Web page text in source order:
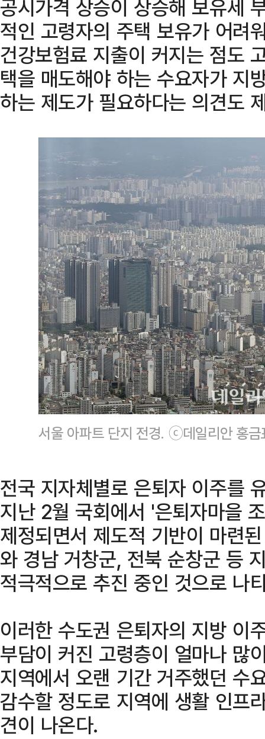
공시가격 상승이 상승해 보유세
적인 고령자의 주택 보유가 어려
건강보험료 지출이 커지는 점도
택을 매도해야 하는 수요자가 지
하는 제도가 필요하다는 의견도
서울 아파트 단지 전경. ⓒ데일리안 홍금
전국 지자체별로 은퇴자 이주를
지난 2월 국회에서 '은퇴자마을
제정되면서 제도적 기반이 마련
와 경남 거창군, 전북 순창군 등
적극적으로 추진 중인 것으로 나
이러한 수도권 은퇴자의 지방 이
부담이 커진 고령층이 얼마나 많
지역에서 오랜 기간 거주했던 수
감수할 정도로 지역에 생활 인프
견이 나온다.